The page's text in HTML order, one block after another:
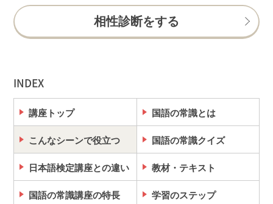
相性診断をする
INDEX
講座トップ 国語の常識とは
こんなシーンで役立つ 国語の常識クイズ
日本語検定講座との違い 教材・テキスト
国語の常識講座の特長 学習のステップ